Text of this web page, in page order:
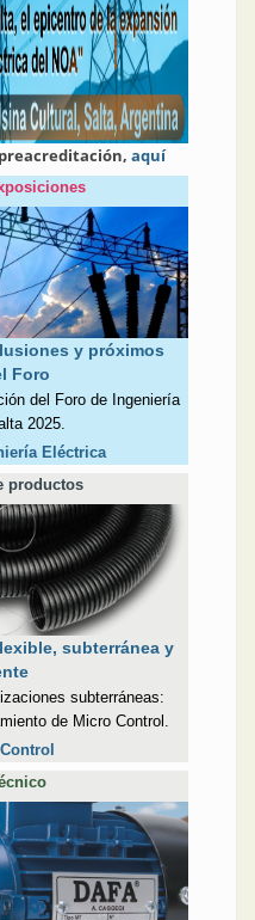
aquí
y próximos
Foro
del Foro de Ingeniería
2025.
Eléctrica
productos
subterránea y
subterráneas:
de Micro Control.